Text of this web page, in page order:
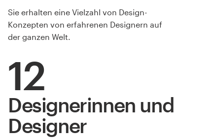
Sie erhalten eine Vielzahl von Design-
Konzepten von erfahrenen Designern auf
der ganzen Welt.
12
Designerinnen und
Designer